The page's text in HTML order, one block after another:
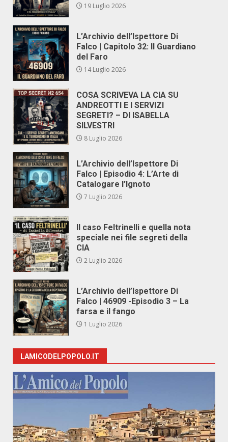
19 Luglio 2026
L’Archivio dell’Ispettore Di
Falco | Capitolo 32: Il Guardiano
del Faro
14 Luglio 2026
COSA SCRIVEVA LA CIA SU
ANDREOTTI E I SERVIZI
SEGRETI? – DI ISABELLA
SILVESTRI
8 Luglio 2026
L’Archivio dell’Ispettore Di
Falco | Episodio 4: L’Arte di
Catalogare l’Ignoto
7 Luglio 2026
Il caso Feltrinelli e quella nota
speciale nei file segreti della
CIA
2 Luglio 2026
L’Archivio dell’Ispettore Di
Falco | 46909 -Episodio 3 – La
farsa e il fango
1 Luglio 2026
LAMICODELPOPOLO.IT